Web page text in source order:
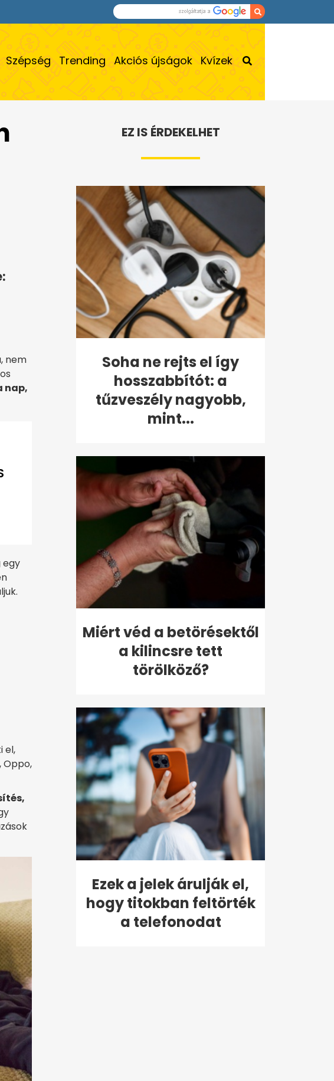
Szépség Trending Akciós újságok Kvízek
nem
nap,
egy
el,
Oppo,
EZ IS ÉRDEKELHET
Soha ne rejts el így
hosszabbítót: a
tűzveszély nagyobb,
mint...
Miért véd a betörésektől
a kilincsre tett
törölköző?
Ezek a jelek árulják el,
hogy titokban feltörték
a telefonodat